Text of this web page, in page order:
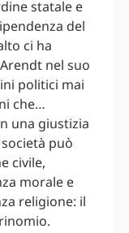
statale e
del
ci ha
nel suo
politici mai
che…
una giustizia
può
civile,
morale e
religione: il